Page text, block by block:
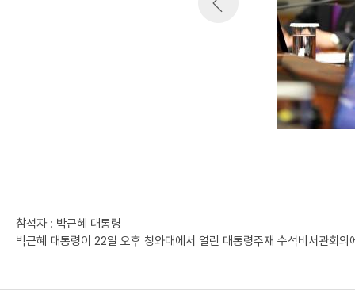
참석자 : 박근혜 대통령
박근혜 대통령이 22일 오후 청와대에서 열린 대통령주재 수석비서관회의